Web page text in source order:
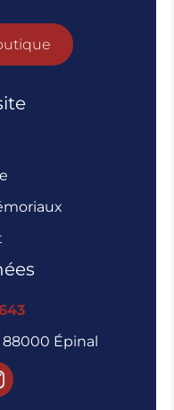
88000 Épinal